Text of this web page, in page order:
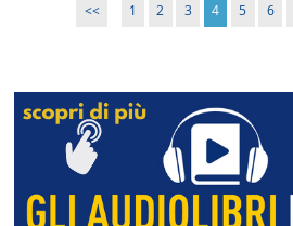
<< 1 2 3 4 5 6